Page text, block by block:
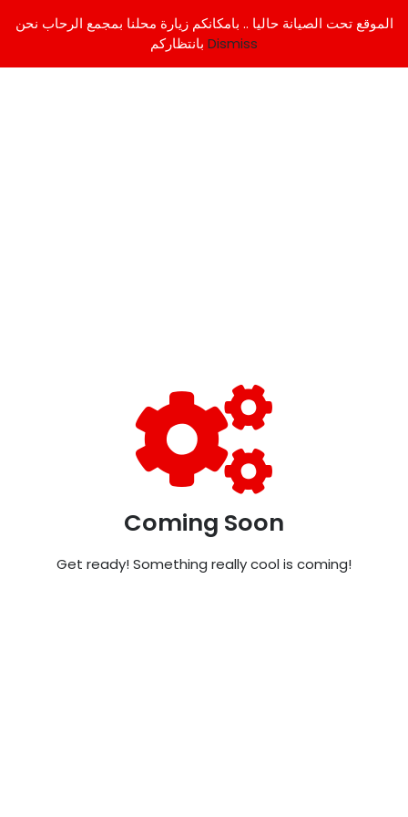
الموقع تحت الصيانة حاليا .. بامكانكم زيارة محلنا بمجمع الرحاب نحن
Dismiss
Coming Soon
Get ready! Something really cool is coming!